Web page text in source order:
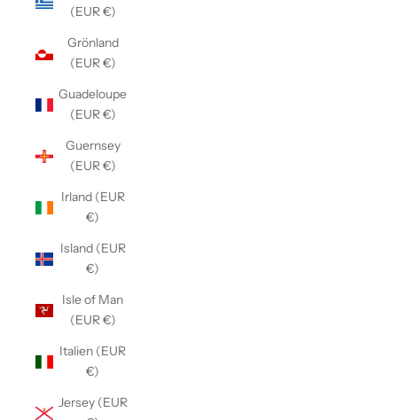
(EUR €)
Grönland
(EUR €)
Guadeloupe
(EUR €)
Guernsey
(EUR €)
Irland (EUR
€)
Island (EUR
€)
Isle of Man
(EUR €)
Italien (EUR
€)
Jersey (EUR